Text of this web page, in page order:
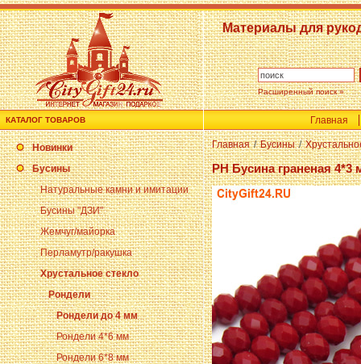
Материалы для
Расширенный поиск »
КАТАЛОГ ТОВАРОВ Главная
Новинки
Бусины
Натуральные камни и имитации
Бусины "ДЗИ"
Жемчуг/майорка
Перламутр/ракушка
Хрустальное стекло
Рондели
Рондели до 4 мм
Рондели 4*6 мм
Рондели 6*8 мм
Главная / Бусины /
PH Бусина граненая 4*3